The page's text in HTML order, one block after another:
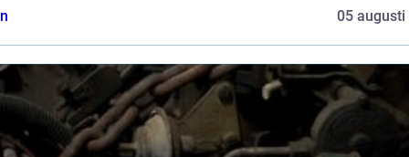
05 augusti